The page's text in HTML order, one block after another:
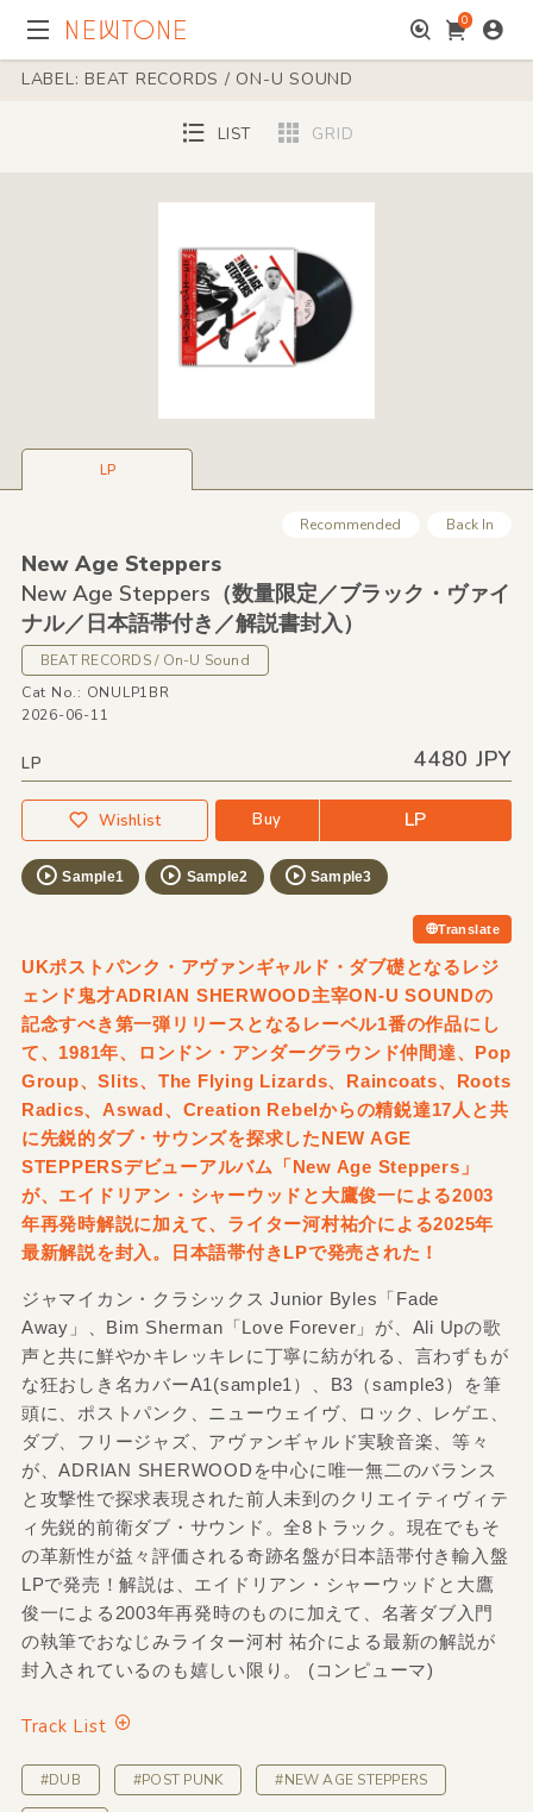
0
LABEL: BEAT RECORDS / ON-U SOUND
LIST GRID
LP
Recommended Back In
New Age Steppers
New Age Steppers（数量限定／ブラック・ヴァイ
ナル／日本語帯付き／解説書封入）
BEAT RECORDS / On-U Sound
Cat No.: ONULP1BR
2026-06-11
LP 4480 JPY
Wishlist Buy LP
Sample1 Sample2 Sample3
Translate
UKポストパンク・アヴァンギャルド・ダブ礎となるレジ
ェンド鬼才ADRIAN SHERWOOD主宰ON-U SOUNDの
記念すべき第一弾リリースとなるレーベル1番の作品にし
て、1981年、ロンドン・アンダーグラウンド仲間達、Pop
Group、Slits、The Flying Lizards、Raincoats、Roots
Radics、Aswad、Creation Rebelからの精鋭達17人と共
に先鋭的ダブ・サウンズを探求したNEW AGE
STEPPERSデビューアルバム「New Age Steppers」
が、エイドリアン・シャーウッドと大鷹俊一による2003
年再発時解説に加えて、ライター河村祐介による2025年
最新解説を封入。日本語帯付きLPで発売された！
ジャマイカン・クラシックス Junior Byles「Fade
Away」、Bim Sherman「Love Forever」が、Ali Upの歌
声と共に鮮やかキレッキレに丁寧に紡がれる、言わずもが
な狂おしき名カバーA1(sample1）、B3（sample3）を筆
頭に、ポストパンク、ニューウェイヴ、ロック、レゲエ、
ダブ、フリージャズ、アヴァンギャルド実験音楽、等々
が、ADRIAN SHERWOODを中心に唯一無二のバランス
と攻撃性で探求表現された前人未到のクリエイティヴィテ
ィ先鋭的前衛ダブ・サウンド。全8トラック。現在でもそ
の革新性が益々評価される奇跡名盤が日本語帯付き輸入盤
LPで発売！解説は、エイドリアン・シャーウッドと大鷹
俊一による2003年再発時のものに加えて、名著ダブ入門
の執筆でおなじみライター河村 祐介による最新の解説が
封入されているのも嬉しい限り。 (コンピューマ)
Track List
#DUB #POST PUNK #NEW AGE STEPPERS